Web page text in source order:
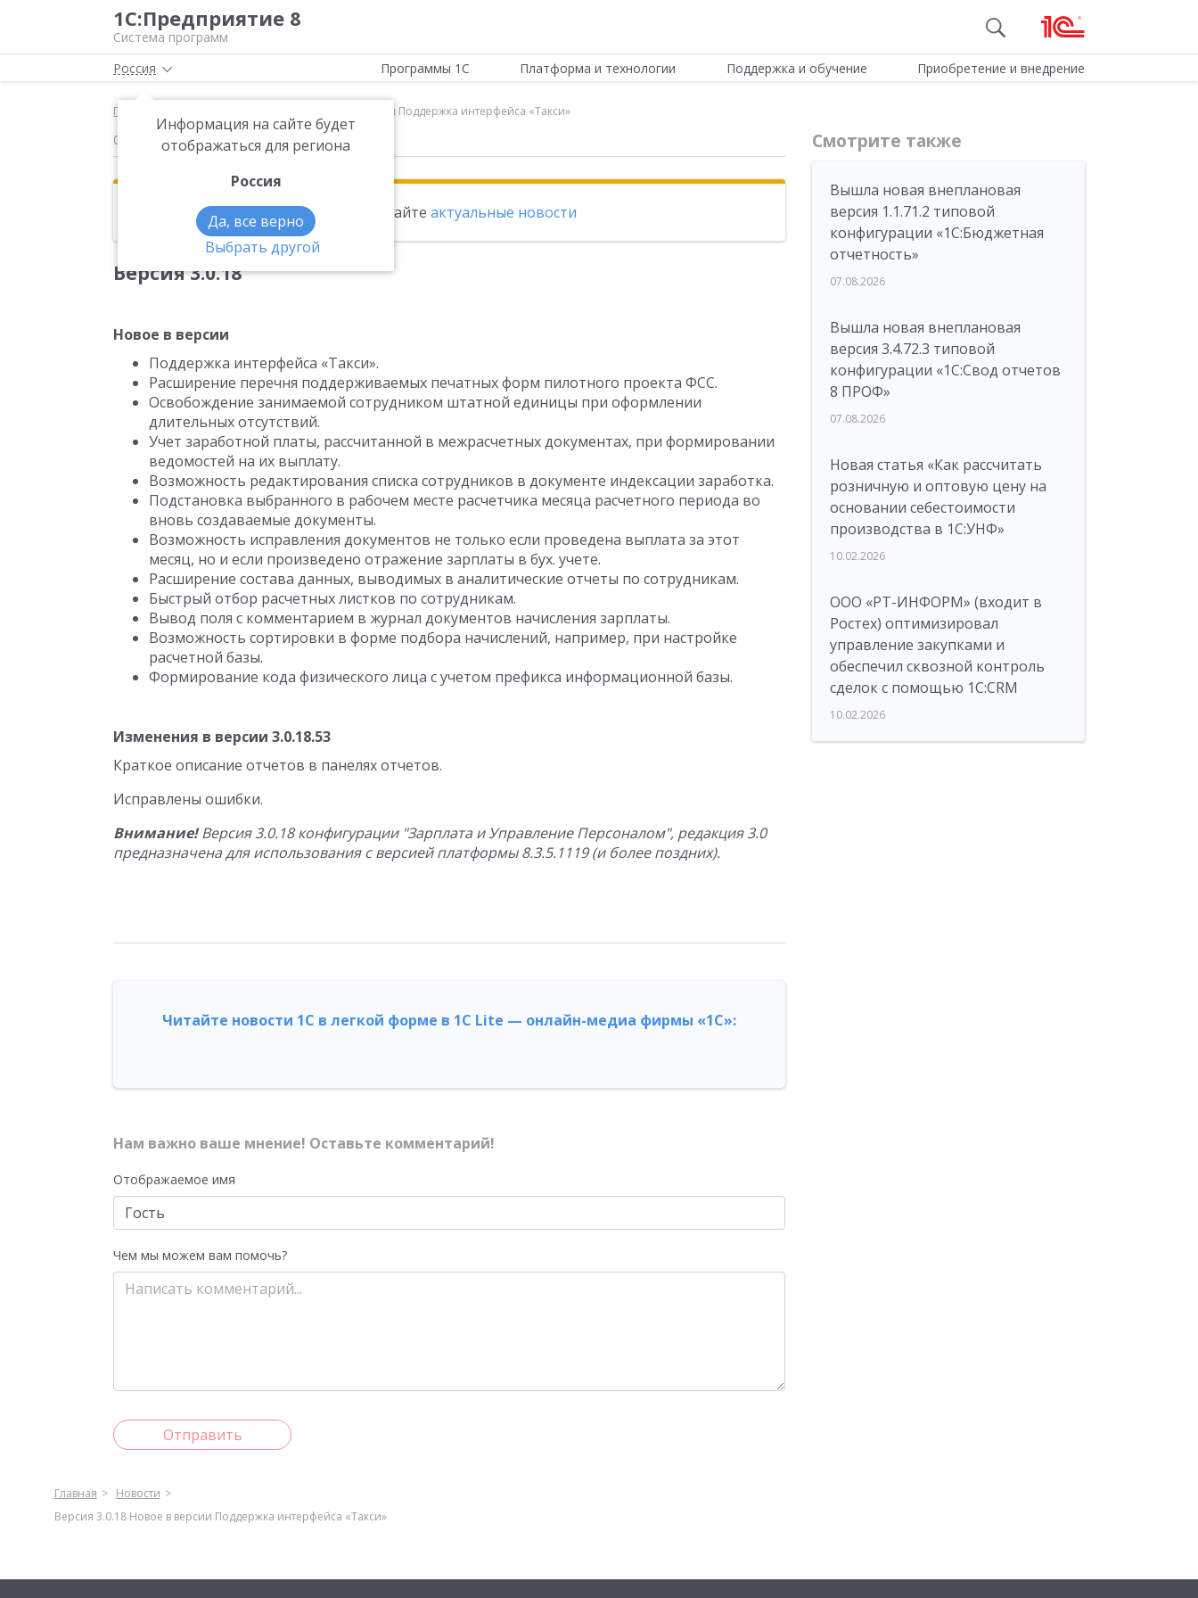
1С:Предприятие 8
Система программ
Россия
Информация на сайте будет
отображаться для региона
Россия
Да, все верно
Выбрать другой
Программы 1С Платформа и технологии Поддержка и обучение Приобретение и внедрение
Главная Версия 3.0.18 Новое в версии Поддержка интерфейса «Такси»
04.09.2014
Эта новость находится в архиве. Читайте актуальные новости
Версия 3.0.18
Новое в версии
Поддержка интерфейса «Такси».
Расширение перечня поддерживаемых печатных форм пилотного проекта ФСС.
Освобождение занимаемой сотрудником штатной единицы при оформлении
длительных отсутствий.
Учет заработной платы, рассчитанной в межрасчетных документах, при формировании
ведомостей на их выплату.
Возможность редактирования списка сотрудников в документе индексации заработка.
Подстановка выбранного в рабочем месте расчетчика месяца расчетного периода во
вновь создаваемые документы.
Возможность исправления документов не только если проведена выплата за этот
месяц, но и если произведено отражение зарплаты в бух. учете.
Расширение состава данных, выводимых в аналитические отчеты по сотрудникам.
Быстрый отбор расчетных листков по сотрудникам.
Вывод поля с комментарием в журнал документов начисления зарплаты.
Возможность сортировки в форме подбора начислений, например, при настройке
расчетной базы.
Формирование кода физического лица с учетом префикса информационной базы.
Изменения в версии 3.0.18.53
Краткое описание отчетов в панелях отчетов.
Исправлены ошибки.
Внимание!Версия 3.0.18 конфигурации "Зарплата и Управление Персоналом", редакция 3.0
предназначена для использования с версией платформы 8.3.5.1119 (и более поздних).
Читайте новости 1С в легкой форме в 1С Lite — онлайн-медиа фирмы «1С»:
Нам важно ваше мнение! Оставьте комментарий!
Отображаемое имя
Чем мы можем вам помочь?
Отправить
Смотрите также
Вышла новая внеплановая
версия 1.1.71.2 типовой
конфигурации «1C:Бюджетная
отчетность»
07.08.2026
Вышла новая внеплановая
версия 3.4.72.3 типовой
конфигурации «1C:Свод отчетов
8 ПРОФ»
07.08.2026
Новая статья «Как рассчитать
розничную и оптовую цену на
основании себестоимости
производства в 1С:УНФ»
10.02.2026
ООО «РТ-ИНФОРМ» (входит в
Ростех) оптимизировал
управление закупками и
обеспечил сквозной контроль
сделок с помощью 1С:CRM
10.02.2026
Главная
Новости
Версия 3.0.18 Новое в версии Поддержка интерфейса «Такси»